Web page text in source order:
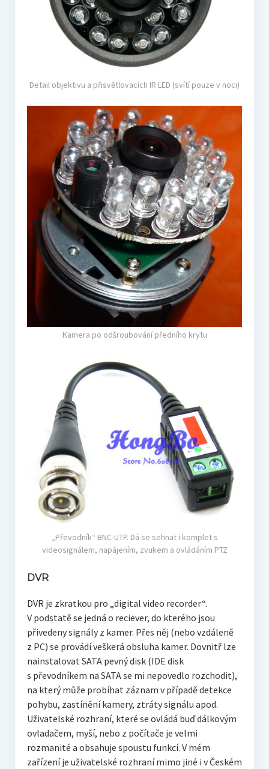
Detail objektivu a přisvětlovacích IR LED (svítí pouze v noci)
Kamera po odšroubování předního krytu
„Převodník“ BNC-UTP. Dá se sehnat i komplet s
videosignálem, napájením, zvukem a ovládáním PTZ
DVR
DVR je zkratkou pro „digital video recorder“.
V podstatě se jedná o reciever, do kterého jsou
přivedeny signály z kamer. Přes něj (nebo vzdáleně
z PC) se provádí veškerá obsluha kamer. Dovnitř lze
nainstalovat SATA pevný disk (IDE disk
s převodníkem na SATA se mi nepovedlo rozchodit),
na který může probíhat záznam v případě detekce
pohybu, zastínění kamery, ztráty signálu apod.
Uživatelské rozhraní, které se ovládá buď dálkovým
ovladačem, myší, nebo z počítače je velmi
rozmanité a obsahuje spoustu funkcí. V mém
zařízení je uživatelské rozhraní mimo jiné i v Českém